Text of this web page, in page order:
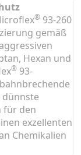
®93-260
gemäß
Hexan und
®93-
dünnste
für den
exzellenten
Chemikalien